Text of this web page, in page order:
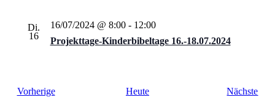
Di.
16
Projekttage-Kinderbibeltage 16.-18.07.2024
16/07/2024 @ 8:00- 12:00
VorherigeVeranstaltungen Heute Nächste